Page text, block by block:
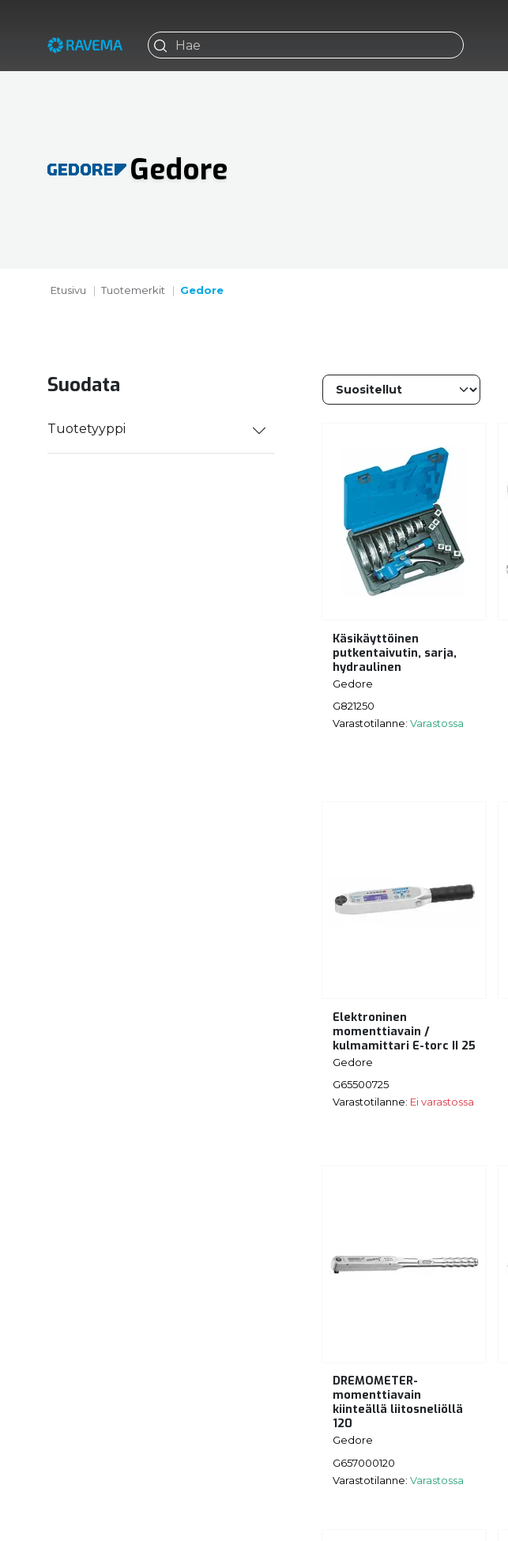
Etusivu Tuotemerkit Gedore
Gedore
Suodata
Tuotetyyppi
Käsikäyttöinen
putkentaivutin, sarja,
hydraulinen
Gedore
G821250
Varastotilanne: Varastossa
Elektroninen
momenttiavain /
kulmamittari E-torc II 25
Gedore
G65500725
Varastotilanne: Ei varastossa
DREMOMETER-
momenttiavain
kiinteällä liitosneliöllä
120
Gedore
G657000120
Varastotilanne: Varastossa